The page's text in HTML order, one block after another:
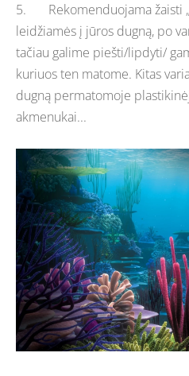
5. Rekomenduojama žaisti
leidžiamės į jūros dugną, po
tačiau galime piešti/lipdyti/
kuriuos ten matome. Kitas
dugną permatomoje
akmenukai...